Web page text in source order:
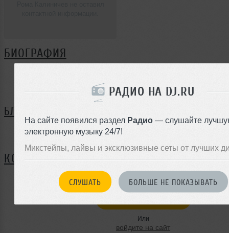
РАДИО НА DJ.RU
На сайте появился раздел Радио — слушайте
электронную музыку 24/7!
Микстейпы, лайвы и эксклюзивные сеты от лучших
СЛУШАТЬ БОЛЬШЕ НЕ ПОКАЗЫВАТЬ
БИОГРАФИЯ
БЛОГ
Нет записей в блоге
КОММЕНТАРИИ
Или
войдите на сайт